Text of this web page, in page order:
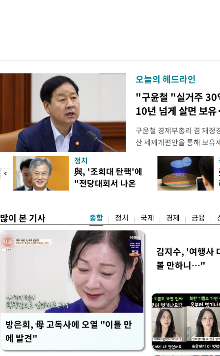
오늘의 헤드라인
"구윤철 "실거주 30
10년 넘게 살면 보
구윤철 경제부총리 겸 재정
산 세제개편안을 통해 보유
지적에 대해 "사는(실거주
어들고 나중에 팔 때 양도
총리는 이날 오전 MBC 라
터뷰에서 "이게(30억원 이
정치
與, '조희대 탄핵'에
"전당대회서 나온
많이 본 기사 종합 정치 국제 경제 금융
방은희, 母 고독사에 오열 "이틀 만
에 발견"
김지수, '여행사
볼 만하니…"